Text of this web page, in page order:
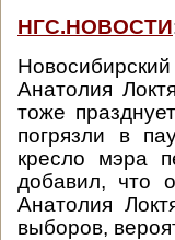
НГС.НОВОСТИ
Анатолия
тоже
погрязли в
кресло мэра
добавил, что
Анатолия
выборов,